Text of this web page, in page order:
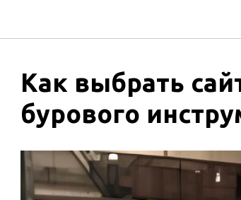
Как выбрать
бурового